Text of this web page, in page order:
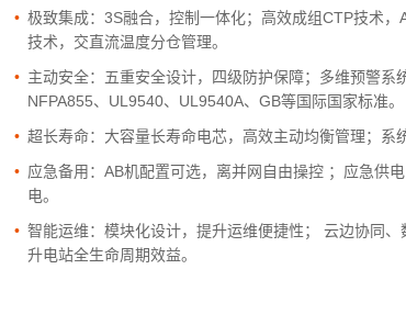
• 极致集成：3S融合，控制一体化；高效成组CTP技术
技术，交直流温度分仓管理。
• 主动安全：五重安全设计，四级防护保障；多维预警系
NFPA855、UL9540、UL9540A、GB等国际国家标准。
• 超长寿命：大容量长寿命电芯，高效主动均衡管理；系
• 应急备用：AB机配置可选，离并网自由操控 ；应急供
电。
• 智能运维：模块化设计，提升运维便捷性； 云边协同
升电站全生命周期效益。